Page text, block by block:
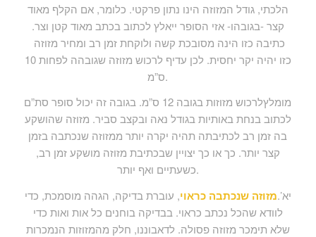
הלכתי, גודל המזוזה הינו נתון פרקטי. כלומר, אם הקלף מאוד
קצר -בגובהו- אזי הסופר ייאלץ לכתוב בכתב מאוד קטן וצר.
כתיבה כזו הינה מסובכת קשה ולוקחת זמן רב ומחיר מזוזה
כזו יהיה יקר יחסית. לכן עדיף לרכוש מזוזה שגובהה לפחות 10
ס”מ.
מומלץלרכוש מזוזות בגובה 12 ס”מ. בגובה זה יכול סופר סת”ם
לכתוב בנחת באותיות בגודל נאה ובקצב סביר. מזוזה שהושקע
בה זמן רב לכתיבתה תהיה יקרה יותר ממזוזה שנכתבה בזמן
קצר יותר. כך או כך יצויין שבכתיבת מזוזה מושקע זמן רב,
כשעתיים ואף יותר.
יא’.מזוזה שנכתבה כראוי, עוברת בדיקה, הגהה מוסמכת, כדי
לוודא שהכל נכתב כראוי. בבדיקה בוחנים כל אות ואות כדי
שלא תימכר מזוזה פסולה. לדאבוננו, חלק מהמזוזות הנמכרות